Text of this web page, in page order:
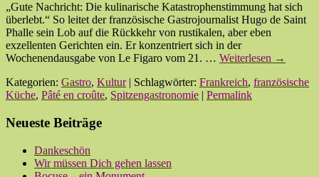
„Gute Nachricht: Die kulinarische Katastrophenstimmung hat sich
überlebt.“ So leitet der französische Gastrojournalist Hugo de Saint
Phalle sein Lob auf die Rückkehr von rustikalen, aber eben
exzellenten Gerichten ein. Er konzentriert sich in der
Wochenendausgabe von Le Figaro vom 21. … Weiterlesen →
Kategorien: Gastro, Kultur| Schlagwörter: Frankreich, französische
Küche, Pâté en croûte, Spitzengastronomie Permalink
Neueste Beiträge
Dankeschön
Wir müssen Dich gehen lassen